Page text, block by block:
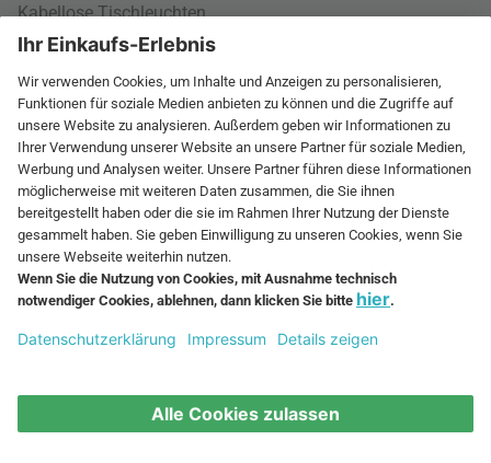
Kabellose Tischleuchten
Dänische Lampen
LED Pendelleuchte
Bestseller
Montana Panton Wire
Stoff Nagel Kerzenhalter
Nova Treteimer
Flowerpot Akku Tischleuchte
Connox Geburtstag